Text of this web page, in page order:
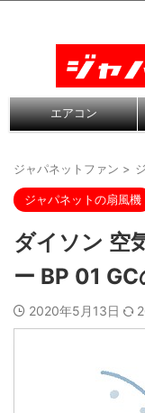
エアコン
ジャパネットファン >
ジャパネットの扇風機
ダイソン 空
ー BP 01
2020年5月13日